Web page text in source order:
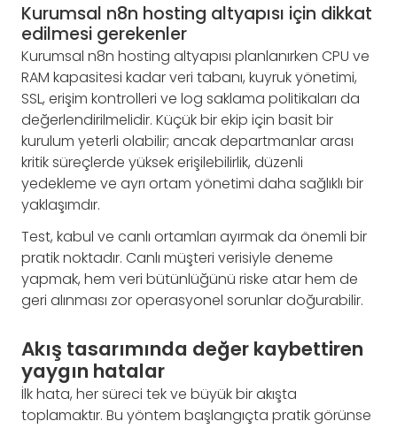
Kurumsal n8n hosting altyapısı için dikkat
edilmesi gerekenler
Kurumsal n8n hosting altyapısı planlanırken CPU ve
RAM kapasitesi kadar veri tabanı, kuyruk yönetimi,
SSL, erişim kontrolleri ve log saklama politikaları da
değerlendirilmelidir. Küçük bir ekip için basit bir
kurulum yeterli olabilir; ancak departmanlar arası
kritik süreçlerde yüksek erişilebilirlik, düzenli
yedekleme ve ayrı ortam yönetimi daha sağlıklı bir
yaklaşımdır.
Test, kabul ve canlı ortamları ayırmak da önemli bir
pratik noktadır. Canlı müşteri verisiyle deneme
yapmak, hem veri bütünlüğünü riske atar hem de
geri alınması zor operasyonel sorunlar doğurabilir.
Akış tasarımında değer kaybettiren
yaygın hatalar
İlk hata, her süreci tek ve büyük bir akışta
toplamaktır. Bu yöntem başlangıçta pratik görünse